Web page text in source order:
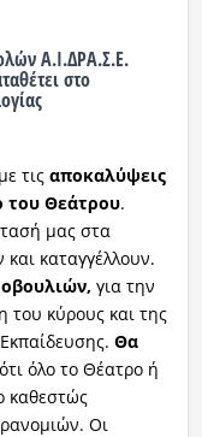
Α.Ι.ΔΡΑ.Σ.Ε.
στο
τις αποκαλύψεις
του Θεάτρου.
μας στα
καταγγέλλουν.
για την
του κύρους και της
Θα
όλο το Θέατρο ή
καθεστώς
Οι